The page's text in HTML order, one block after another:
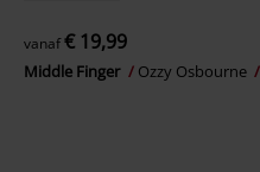
vanaf€ 19,99
Middle Finger Ozzy Osbourne